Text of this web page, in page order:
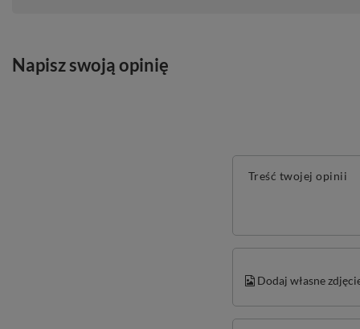
Napisz swoją opinię
Treść twojej opinii
Dodaj własne